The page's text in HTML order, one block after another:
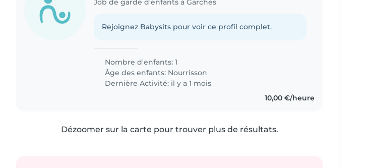
Job de garde d'enfants à Garches
Rejoignez Babysits pour voir ce profil complet.
Nombre d'enfants: 1
Âge des enfants: Nourrisson
Dernière Activité: il y a 1 mois
10,00 €/heure
Dézoomer sur la carte pour trouver plus de résultats.